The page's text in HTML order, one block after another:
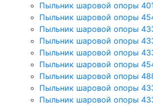
Пыльник шаровой опоры
Пыльник шаровой опоры
Пыльник шаровой опоры
Пыльник шаровой опоры
Пыльник шаровой опоры
Пыльник шаровой опоры
Пыльник шаровой опоры
Пыльник шаровой опоры
Пыльник шаровой опоры